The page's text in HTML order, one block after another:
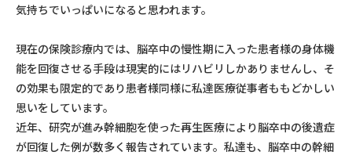
気持ちでいっぱいになると思われます。
現在の保険診療内では、脳卒中の慢性期に入った患者様の身体機
能を回復させる手段は現実的にはリハビリしかありませんし、そ
の効果も限定的であり患者様同様に私達医療従事者ももどかしい
思いをしています。
近年、研究が進み幹細胞を使った再生医療により脳卒中の後遺症
が回復した例が数多く報告されています。私達も、脳卒中の幹細